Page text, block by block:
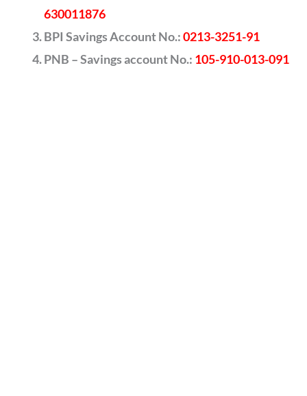
630011876
BPI Savings Account No.:0213-3251-91
PNB – Savings account No.: 105-910-013-091